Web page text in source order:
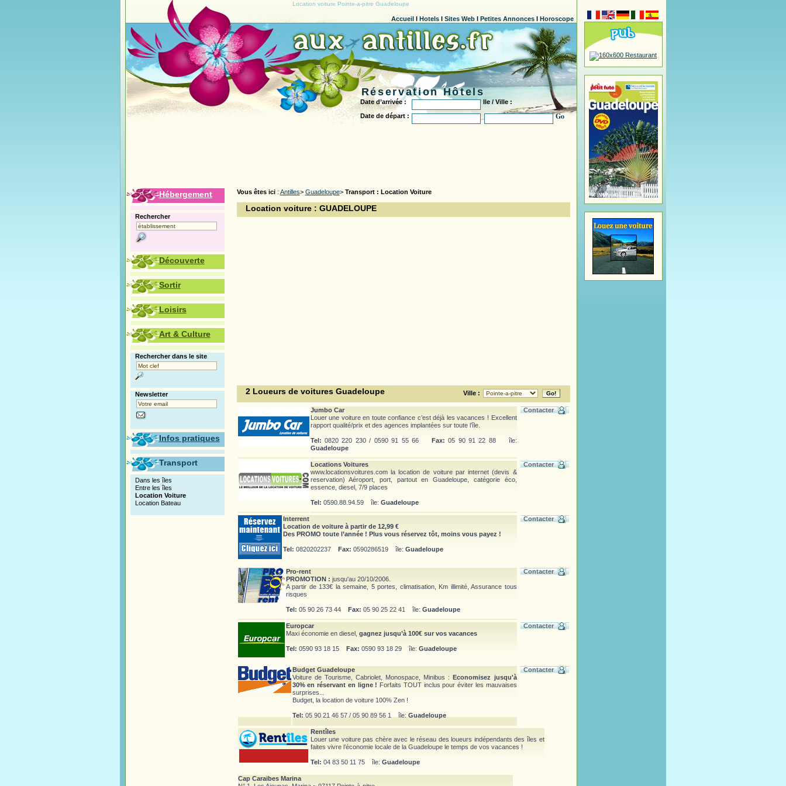
Location voiture Pointe-a-pitre Guadeloupe
Accueill Hotelsl Sites Webl Petites Annoncesl Horoscope
Réservation Hôtels
Date d’arrivée :
Ile / Ville :
Date de départ :
Go
Vous êtes ici: Antilles> Guadeloupe> Transport : Location Voiture
Location voiture : GUADELOUPE
2 Loueurs de voitures Guadeloupe Ville :
Jumbo Car
Louer une voiture en toute confiance c’est déjà les vacances ! Excellent
rapport qualité/prix et des agences implantées sur toute l’île.
Tel: 0820 220 230 / 0590 91 55 66 Fax: 05 90 91 22 88 île:
Guadeloupe
Contacter
Locations Voitures
www.locationsvoitures.com la location de voiture par internet (devis &
reservation) Aéroport, port, partout en Guadeloupe, catégorie éco,
essence, diesel, 7/9 places
Tel: 0590.88.94.59 île: Guadeloupe
Contacter
Interrent
Location de voiture à partir de 12,99 €
Des PROMO toute l’année ! Plus vous réservez tôt, moins vous payez !
Tel: 0820202237 Fax: 0590286519 île: Guadeloupe
Contacter
Pro-rent
PROMOTION : jusqu'au 20/10/2006.
A partir de 133€ la semaine, 5 portes, climatisation, Km illimité, Assurance tous
risques
Tel: 05 90 26 73 44 Fax: 05 90 25 22 41 île: Guadeloupe
Contacter
Europcar
Maxi économie en diesel, gagnez jusqu’à 100€ sur vos vacances
Tel: 0590 93 18 15 Fax: 0590 93 18 29 île: Guadeloupe
Contacter
Budget Guadeloupe
Voiture de Tourisme, Cabriolet, Monospace, Minibus :Economisez jusqu'à
30% en réservant en ligne ! Forfaits TOUT inclus pour éviter les mauvaises
surprises...
Budget, la location de voiture 100% Zen !
Tel: 05 90 21 46 57 / 05 90 89 56 1 île: Guadeloupe
Contacter
Rentîles
Louer une voiture pas chère avec le réseau des loueurs indépendants des îles et
faites vivre l’économie locale de la Guadeloupe le temps de vos vacances !
Tel: 04 83 50 11 75 île: Guadeloupe
Cap Caraibes Marina
Hébergement
Rechercher
Découverte
Sortir
Loisirs
Art & Culture
Rechercher dans le site
Newsletter
Infos pratiques
Transport
Dans les îles
Entre les îles
Location Voiture
Location Bateau